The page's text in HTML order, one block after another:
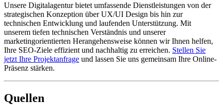
Unsere Digitalagentur bietet umfassende Dienstleistungen von der
strategischen Konzeption über UX/UI Design bis hin zur
technischen Entwicklung und laufenden Unterstützung. Mit
unserem tiefen technischen Verständnis und unserer
marketingorientierten Herangehensweise können wir Ihnen helfen,
Ihre SEO-Ziele effizient und nachhaltig zu erreichen. Stellen Sie
jetzt Ihre Projektanfrage und lassen Sie uns gemeinsam Ihre Online-
Präsenz stärken.
Quellen